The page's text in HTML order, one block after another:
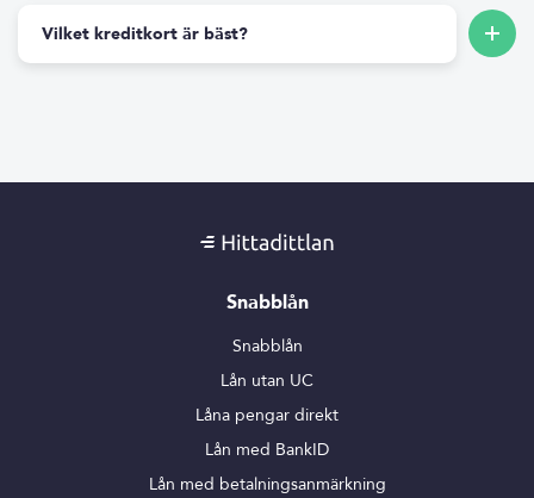
Vilket kreditkort är bäst?
Snabblån
Snabblån
Lån utan UC
Låna pengar direkt
Lån med BankID
Lån med betalningsanmärkning